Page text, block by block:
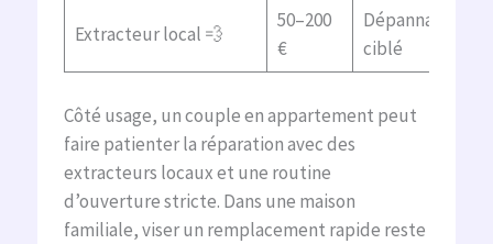
Extracteur local 💨
50–200
€
Dépannage
ciblé
Côté usage, un couple en appartement peut
faire patienter la réparation avec des
extracteurs locaux et une routine
d’ouverture stricte. Dans une maison
familiale, viser un remplacement rapide reste